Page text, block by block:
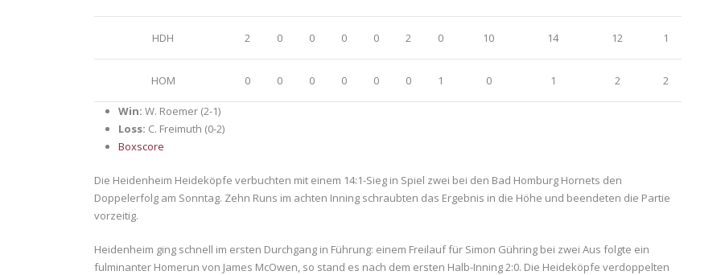
HDH 2 0 0 0 0 2 0 10 14 12 1
HOM 0 0 0 0 0 0 1 0 1 2 2
Win: W. Roemer (2-1)
Loss: C. Freimuth (0-2)
Boxscore
Die Heidenheim Heideköpfe verbuchten mit einem 14:1-Sieg in Spiel zwei bei den Bad Homburg Hornets den
Doppelerfolg am Sonntag. Zehn Runs im achten Inning schraubten das Ergebnis in die Höhe und beendeten die Partie
vorzeitig.
Heidenheim ging schnell im ersten Durchgang in Führung: einem Freilauf für Simon Gühring bei zwei Aus folgte ein
fulminanter Homerun von James McOwen, so stand es nach dem ersten Halb-Inning 2:0. Die Heideköpfe verdoppelten